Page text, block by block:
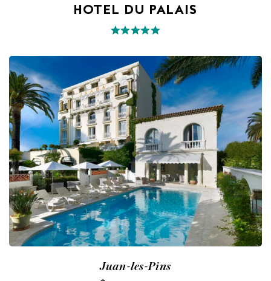
HOTEL DU PALAIS
Juan-les-Pins